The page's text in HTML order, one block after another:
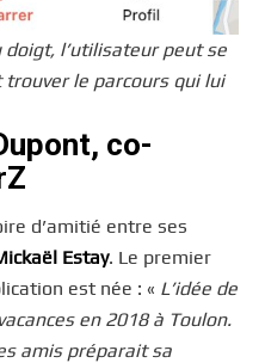
doigt, l’utilisateur peut se
le parcours qui lui
co-
d’amitié entre ses
Estay. Le premier
est née : « L’idée de
en 2018 à Toulon.
amis préparait sa